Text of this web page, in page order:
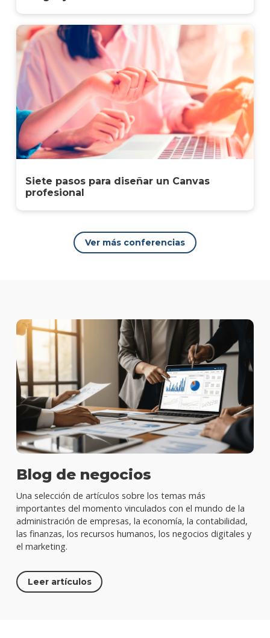
Siete pasos para diseñar un Canvas
profesional
Ver más conferencias
Blog de negocios
Una selección de artículos sobre los temas más
importantes del momento vinculados con el mundo de la
administración de empresas, la economía, la contabilidad,
las finanzas, los recursos humanos, los negocios digitales y
el marketing.
Leer artículos